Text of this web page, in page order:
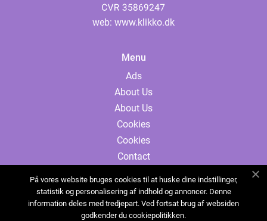
web: www.klikko.dk
Menu
Ads
About Us
About Us
Cookies
Cookies
Contact
Sitemap
Sitemap
På vores website bruges cookies til at huske dine indstillinger,
statistik og personalisering af indhold og annoncer. Denne
information deles med tredjepart. Ved fortsat brug af websiden
godkender du cookiepolitikken.